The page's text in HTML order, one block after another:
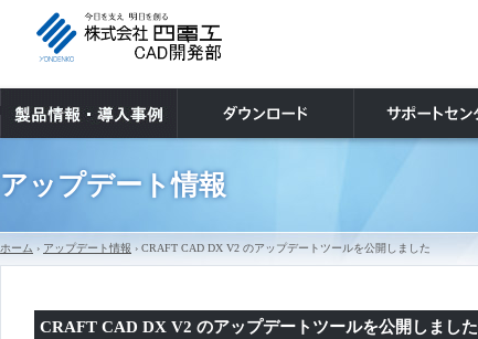
アップデート情報
ホーム › アップデート情報 › CRAFT CAD DX V2 のアップデートツールを公開しました
CRAFT CAD DX V2 のアップデートツールを公開しました